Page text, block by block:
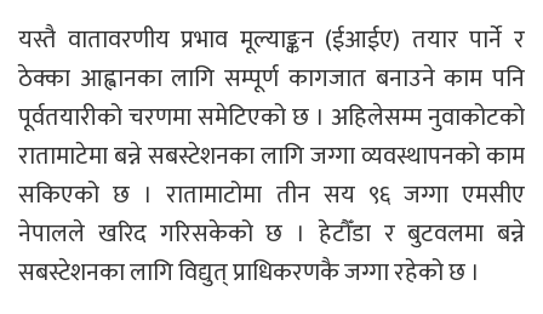
यस्तै वातावरणीय प्रभाव मूल्याङ्कन (ईआईए) तयार पार्ने र
ठेक्का आह्वानका लागि सम्पूर्ण कागजात बनाउने काम पनि
पूर्वतयारीको चरणमा समेटिएको छ । अहिलेसम्म नुवाकोटको
रातामाटेमा बन्ने सबस्टेशनका लागि जग्गा व्यवस्थापनको काम
सकिएको छ । रातामाटोमा तीन सय ९६ जग्गा एमसीए
नेपालले खरिद गरिसकेको छ । हेटौँडा र बुटवलमा बन्ने
सबस्टेशनका लागि विद्युत् प्राधिकरणकै जग्गा रहेको छ ।